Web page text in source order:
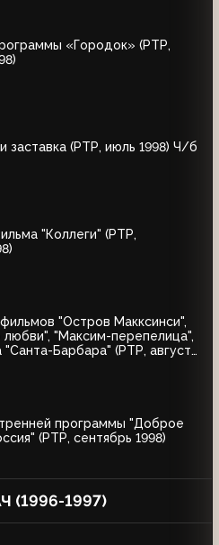
«Городок» (РТР,
заставка (РТР, июль 1998) Ч/б
"Коллеги" (РТР,
"Остров Макксинси",
любви", "Максим-перепелица",
"Санта-Барбара" (РТР, август
программы "Доброе
(РТР, сентябрь 1998)
(1996-1997)